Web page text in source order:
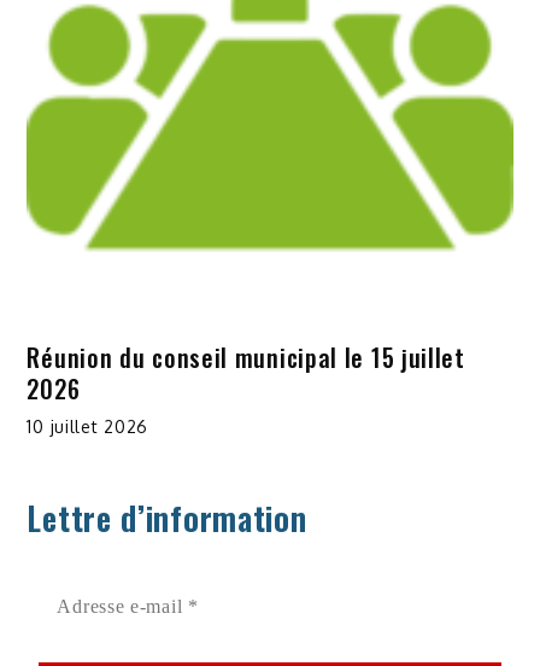
Réunion du conseil municipal le 15 juillet
2026
10 juillet 2026
Lettre d’information